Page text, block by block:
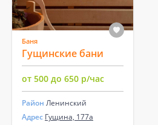
Баня
Гущинские бани
от 500 до 650 р/час
Район Ленинский
Адрес Гущина, 177а